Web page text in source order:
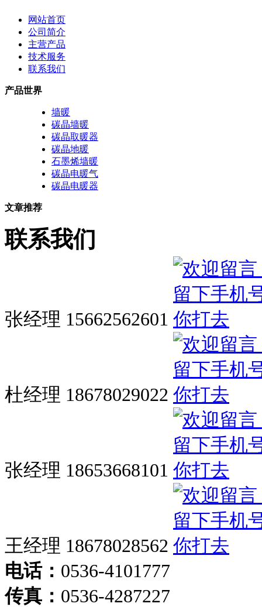
网站首页
公司简介
主营产品
技术服务
联系我们
产品世界
墙暖
碳晶墙暖
碳晶取暖器
碳晶地暖
石墨烯墙暖
碳晶电暖气
碳晶电暖器
文章推荐
联系我们
张经理 15662562601
杜经理 18678029022
张经理 18653668101
王经理 18678028562
电话： 0536-4101777
传真： 0536-4287227